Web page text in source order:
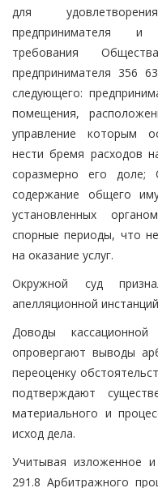
для
предпринимателя и
требования
предпринимателя 356
следующего:
помещения,
управление которым
нести бремя расходов
соразмерно его доле;
содержание общего
установленных
спорные периоды, что
на оказание услуг.
Окружной суд
апелляционной
Доводы
опровергают выводы
переоценку
подтверждают
материального и
исход дела.
Учитывая изложенное и
291.8 Арбитражного